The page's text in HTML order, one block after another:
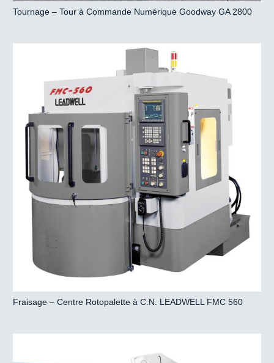
Tournage – Tour à Commande Numérique Goodway GA 2800
Fraisage – Centre Rotopalette à C.N. LEADWELL FMC 560